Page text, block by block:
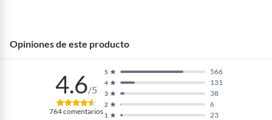
Opiniones de este producto
4.6/5
764comentarios 1 23
2 6
3 38
4 131
5 566